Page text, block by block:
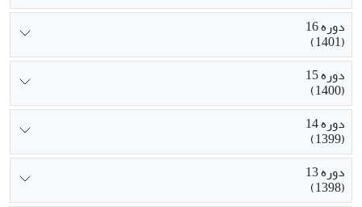
دوره 16
(1401)
دوره 15
(1400)
دوره 14
(1399)
دوره 13
(1398)